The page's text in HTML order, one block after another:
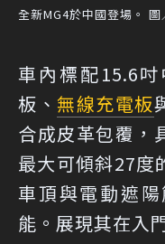
全新MG4於中國登場。
車內標配15.6
板、 無線充電板
合成皮革包覆，
最大可傾斜27度
車頂與電動遮
能。展現其在入